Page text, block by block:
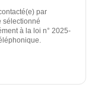
par
sélectionné
à la loi n° 2025-